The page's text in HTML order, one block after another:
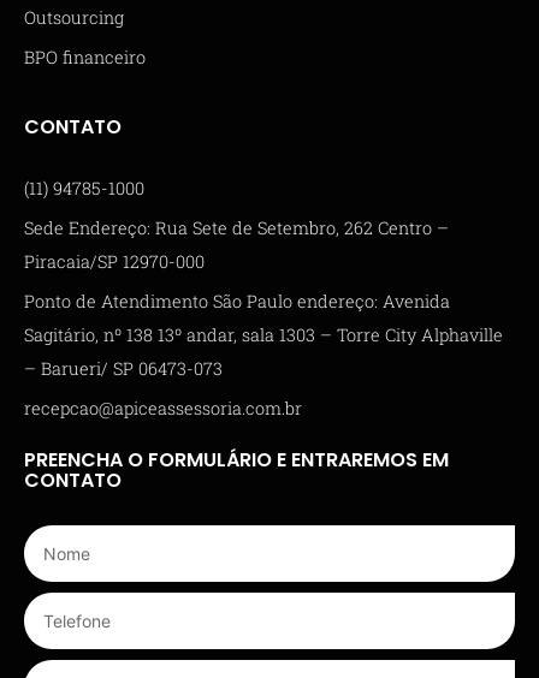
Outsourcing
BPO financeiro
CONTATO
(11) 94785-1000
Sede Endereço: Rua Sete de Setembro, 262 Centro –
Piracaia/SP 12970-000
Ponto de Atendimento São Paulo endereço: Avenida
Sagitário, nº 138 13º andar, sala 1303 – Torre City Alphaville
– Barueri/ SP 06473-073
recepcao@apiceassessoria.com.br
PREENCHA O FORMULÁRIO E ENTRAREMOS EM
CONTATO